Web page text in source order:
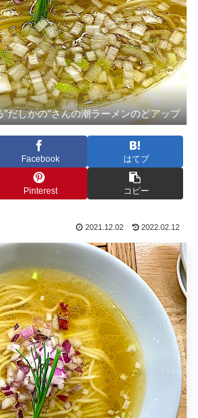
"だしかの"さんの潮ラーメンのどアップ
Facebook はてブ
Pinterest コピー
2021.12.02 2022.02.12